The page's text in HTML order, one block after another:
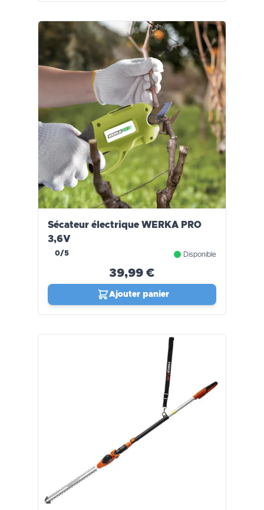
Sécateur électrique WERKA PRO
3,6V
0/5 Disponible
39,99 €
Ajouter panier